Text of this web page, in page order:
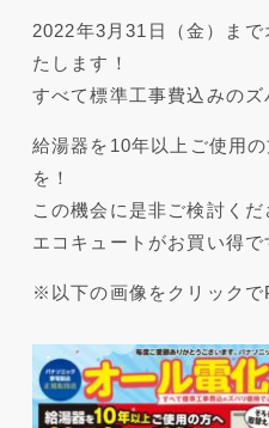
2022年3月31日（金）ま
たします！
すべて標準工事費込みのズ
給湯器を10年以上ご使用
を！
この機会に是非ご検討くだ
エコキュートがお買い得で
※以下の画像をクリックで